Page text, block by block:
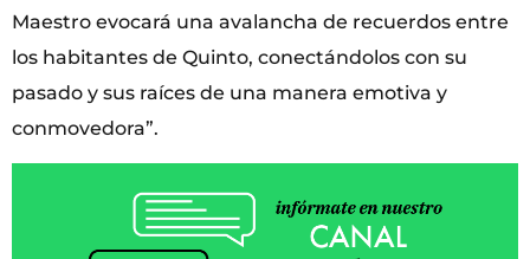
Maestro evocará una avalancha de recuerdos entre
los habitantes de Quinto, conectándolos con su
pasado y sus raíces de una manera emotiva y
conmovedora”.